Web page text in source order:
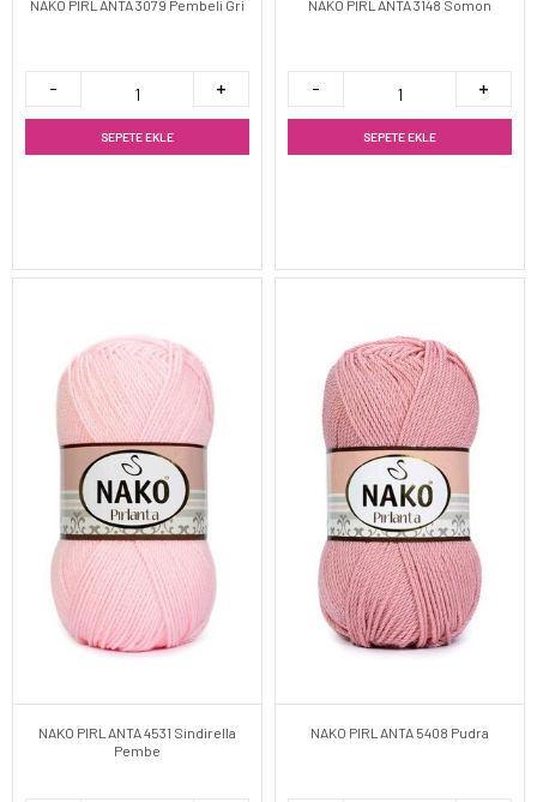
NAKO PIRLANTA 3079 Pembeli Gri
SEPETE EKLE
NAKO PIRLANTA 3148 Somon
SEPETE EKLE
NAKO PIRLANTA 4531 Sindirella
Pembe
NAKO PIRLANTA 5408 Pudra